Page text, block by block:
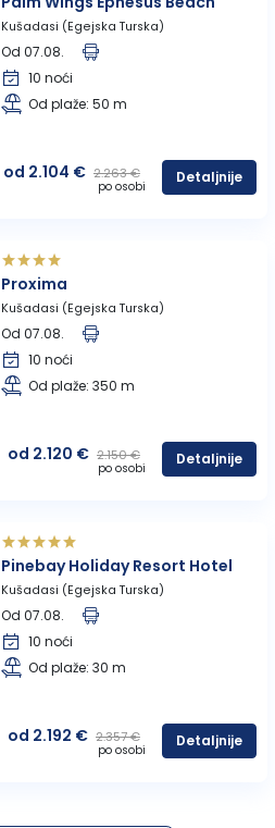
Kušadasi (Egejska Turska)
Od 07.08.
10 noći
Od plaže: 50 m
od 2.104 € 2.263 €
po osobi
Detaljnije
Proxima
Kušadasi (Egejska Turska)
Od 07.08.
10 noći
Od plaže: 350 m
od 2.120 € 2.150 €
po osobi
Detaljnije
Pinebay Holiday Resort Hotel
Kušadasi (Egejska Turska)
Od 07.08.
10 noći
Od plaže: 30 m
od 2.192 € 2.357 €
po osobi
Detaljnije